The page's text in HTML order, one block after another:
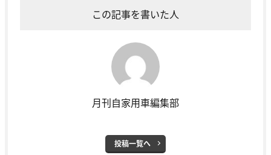
この記事を書いた人
月刊自家用車編集部
投稿一覧へ